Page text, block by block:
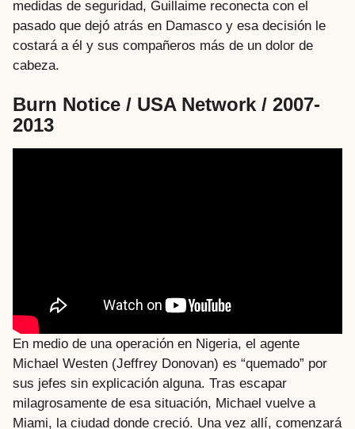
medidas de seguridad, Guillaime reconecta con el
pasado que dejó atrás en Damasco y esa decisión le
costará a él y sus compañeros más de un dolor de
cabeza.
Burn Notice / USA Network / 2007-
2013
En medio de una operación en Nigeria, el agente
Michael Westen (Jeffrey Donovan) es “quemado” por
sus jefes sin explicación alguna. Tras escapar
milagrosamente de esa situación, Michael vuelve a
Miami, la ciudad donde creció. Una vez allí, comenzará